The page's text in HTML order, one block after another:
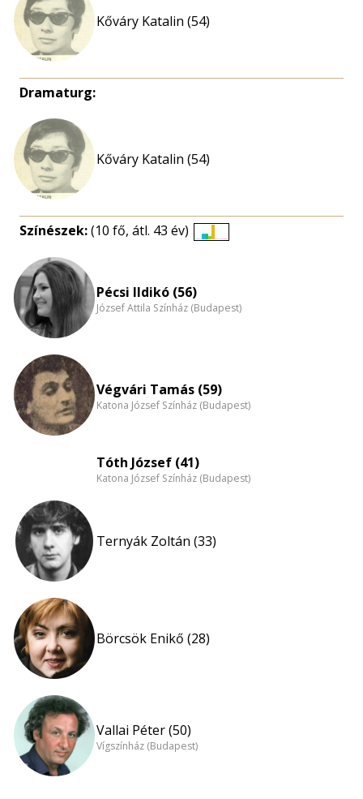
Kőváry Katalin (54)
Dramaturg:
Kőváry Katalin (54)
Színészek:(10 fő, átl. 43 év)
Pécsi Ildikó (56)
József Attila Színház (Budapest)
Végvári Tamás (59)
Katona József Színház (Budapest)
Tóth József (41)
Katona József Színház (Budapest)
Ternyák Zoltán (33)
Börcsök Enikő (28)
Vallai Péter (50)
Vígszínház (Budapest)